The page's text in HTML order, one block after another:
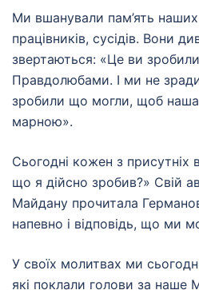
Ми вшанували пам’ять наших
працівників, сусідів. Вони
звертаються: «Це ви
Правдолюбами. І ми не
зробили що могли, щоб наша
марною».
Сьогодні кожен з присутніх
що я дійсно зробив?» Свій
Майдану прочитала
напевно і відповідь, що ми
У своїх молитвах ми
які поклали голови за наше